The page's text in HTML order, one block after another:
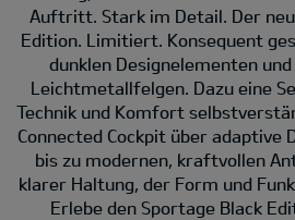
Auftritt. Stark im Detail. Der
Edition. Limitiert. Konsequent
dunklen Designelementen
Leichtmetallfelgen. Dazu eine
Technik und Komfort
Connected Cockpit über adaptive
bis zu modernen, kraftvollen
klarer Haltung, der Form und
Erlebe den Sportage Black